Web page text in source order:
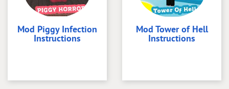
Mod Piggy Infection
Instructions
Mod Tower of Hell
Instructions